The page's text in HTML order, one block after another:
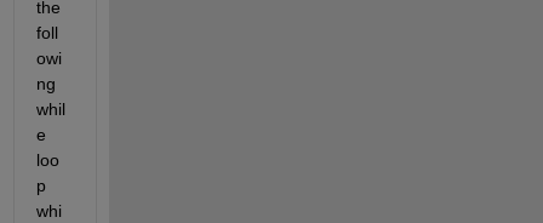
the
foll
owi
ng
whil
e
loo
p
whi